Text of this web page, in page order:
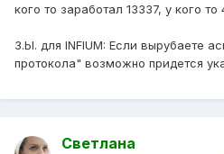
кого то заработал 13337, у кого то
З.Ы. для INFIUM: Если вырубаете
протокола" возможно придется
Светлана